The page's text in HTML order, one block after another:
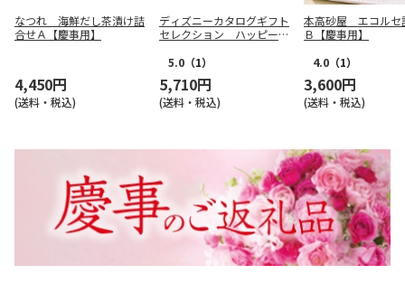
なつれ 海鮮だし茶漬け詰
合せＡ【慶事用】
4,450円
(送料・税込)
ディズニーカタログギフト
セレクション ハッピー
【慶事用】
5.0 （1）
5,710円
(送料・税込)
本高砂屋 エコルセ
Ｂ【慶事用】
4.0 （1）
3,600円
(送料・税込)